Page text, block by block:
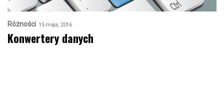
Różności 15 maja, 2016
Konwertery danych